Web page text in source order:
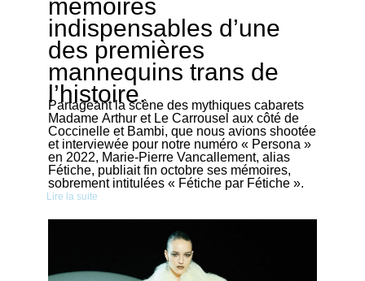
mémoires
indispensables d’une
des premières
mannequins trans de
l’histoire.
Partageant la scène des mythiques cabarets
Madame Arthur et Le Carrousel aux côté de
Coccinelle et Bambi, que nous avions shootée
et interviewée pour notre numéro « Persona »
en 2022, Marie-Pierre Vancallement, alias
Fétiche, publiait fin octobre ses mémoires,
sobrement intitulées « Fétiche par Fétiche ».
Lire la suite